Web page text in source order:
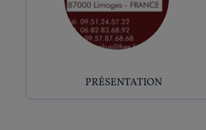
PRÉSENTATION